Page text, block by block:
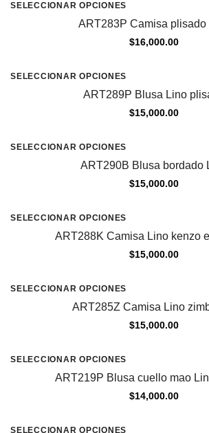
SELECCIONAR OPCIONES
ART283P Camisa plisado
$16,000.00
SELECCIONAR OPCIONES
ART289P Blusa Lino
$15,000.00
SELECCIONAR OPCIONES
ART290B Blusa bordado
$15,000.00
REINGRESO
SELECCIONAR OPCIONES
ART288K Camisa Lino kenzo
$15,000.00
REINGRESO
SELECCIONAR OPCIONES
ART285Z Camisa Lino
$15,000.00
SELECCIONAR OPCIONES
ART219P Blusa cuello mao
$14,000.00
SELECCIONAR OPCIONES